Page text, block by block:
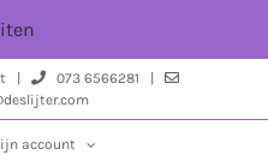
|
073 6566281 |
account